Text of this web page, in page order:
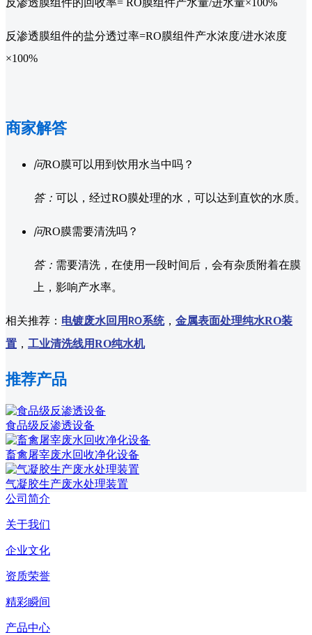
反渗透膜组件的回收率= RO膜组件产水量/进水量×100%
反渗透膜组件的盐分透过率=RO膜组件产水浓度/进水浓度
×100%
商家解答
问RO膜可以用到饮用水当中吗？
答： 可以，经过RO膜处理的水，可以达到直饮的水质。
问RO膜需要清洗吗？
答： 需要清洗，在使用一段时间后，会有杂质附着在膜
上，影响产水率。
相关推荐： 电镀废水回用 RO系统， 金属表面处理纯水RO装
置 ， 工业清洗线用RO纯水机
推荐产品
食品级反渗透设备
畜禽屠宰废水回收净化设备
气凝胶生产废水处理装置
公司简介
关于我们
企业文化
资质荣誉
精彩瞬间
产品中心